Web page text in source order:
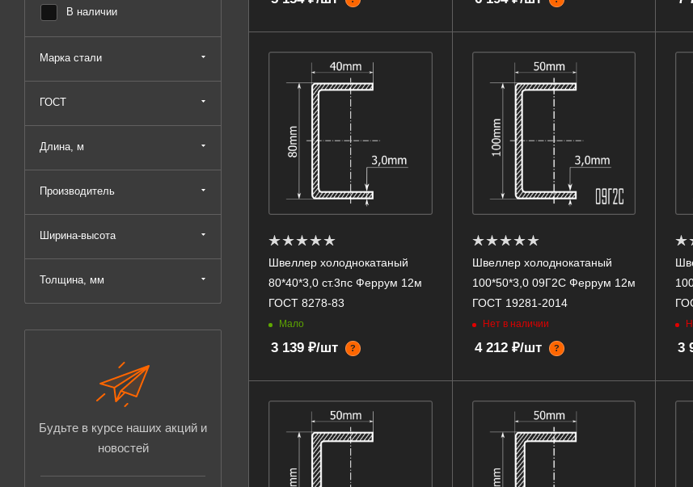
Швеллер холоднокатаный
80*40*3,0 ст.3пс Феррум 12м
ГОСТ 8278-83
Мало
3 139 ₽/шт ?
Швеллер холоднокатаный
100*50*3,0 09Г2С Феррум 12м
ГОСТ 19281-2014
Нет в наличии
4 212 ₽/шт ? 3
В наличии
Марка стали
ГОСТ
Длина, м
Производитель
Ширина-высота
Толщина, мм
Будьте в курсе наших акций и
новостей